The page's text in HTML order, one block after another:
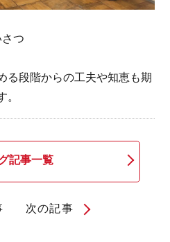
つ
る段階からの工夫や知恵も期
。
記事一覧
次の記事